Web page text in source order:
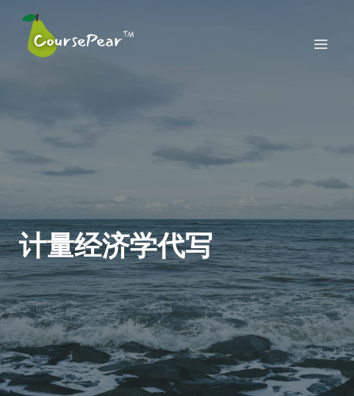
content
计量经济学代写